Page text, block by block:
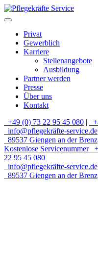
Privat
Gewerblich
Karriere
Stellenangebote
Ausbildung
Partner werden
Presse
Über uns
Kontakt
+49 (0) 73 22 95 45 080 |
info@pflegekräfte-service.de
89537 Giengen an der Brenz
Kostenlose Servicenummer
22 95 45 080
info@pflegekräfte-service.de
89537 Giengen an der Brenz